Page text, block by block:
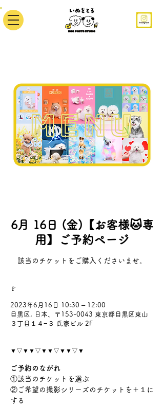
6月 16日 (金)【お客様🐱専
用】ご予約ページ
該当のチケットをご購入くださいませ。
🚩
2023年6月16日 10:30 – 12:00
目黒区, 日本、〒153-0043 東京都目黒区東山
３丁目１４−３ 氏家ビル 2F
▼▽▼▼▽▼▼▽▼▼▽▼
ご予約のながれ
①該当のチケットを選ぶ
②ご希望の撮影シリーズのチケットを＋１に
する